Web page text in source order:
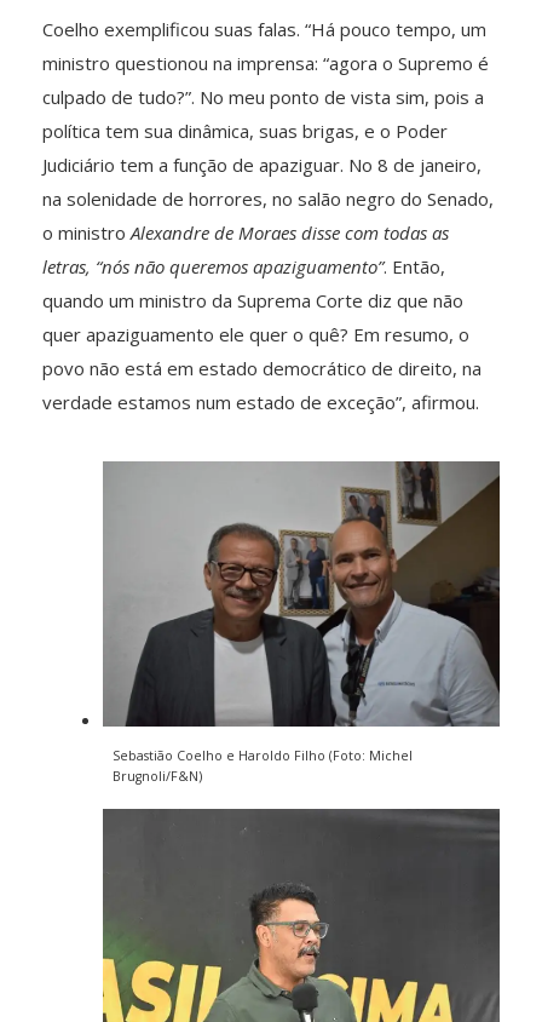
Coelho exemplificou suas falas. “Há pouco tempo, um
ministro questionou na imprensa: “agora o Supremo é
culpado de tudo?”. No meu ponto de vista sim, pois a
política tem sua dinâmica, suas brigas, e o Poder
Judiciário tem a função de apaziguar. No 8 de janeiro,
na solenidade de horrores, no salão negro do Senado,
o ministroAlexandre de Moraes disse com todas as
letras, “nós não queremos apaziguamento”. Então,
quando um ministro da Suprema Corte diz que não
quer apaziguamento ele quer o quê? Em resumo, o
povo não está em estado democrático de direito, na
verdade estamos num estado de exceção”, afirmou.
Sebastião Coelho e Haroldo Filho (Foto: Michel
Brugnoli/F&N)